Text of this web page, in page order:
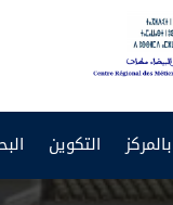
التكوين